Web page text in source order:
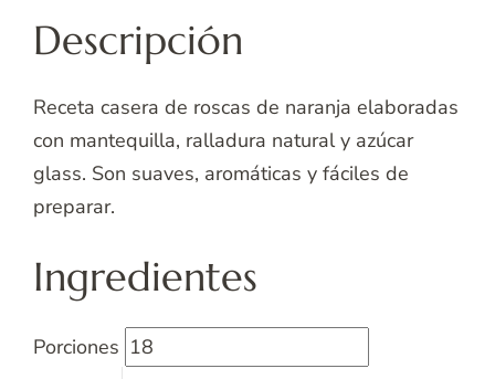
Descripción
Receta casera de roscas de naranja elaboradas
con mantequilla, ralladura natural y azúcar
glass. Son suaves, aromáticas y fáciles de
preparar.
Ingredientes
Porciones